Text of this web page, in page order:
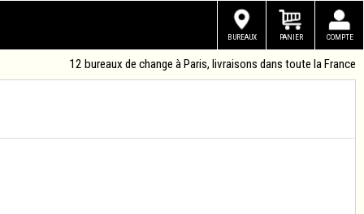
COMPTE
PANIER
BUREAUX
12 bureaux de change à Paris, livraisons dans toute la France